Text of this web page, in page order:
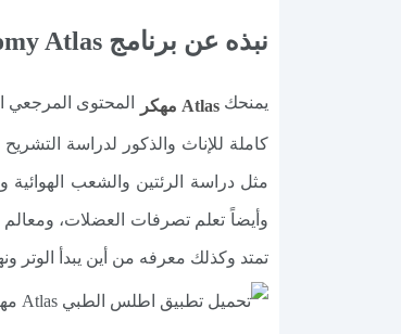
نبذه عن برنامج Human Anatomy Atlas
يمنحكAtlas مهكر
كاملة للإناث والذكور لدراسة
مثل دراسة الرئتين والشعب الهوائية
وأيضاً تعلم تصرفات العضلات،
تمتد وكذلك معرفه من أين يبدأ الوتر